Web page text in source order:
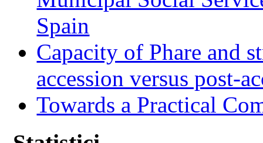
Spain
Capacity of Phare and
accession versus post-
Towards a Practical